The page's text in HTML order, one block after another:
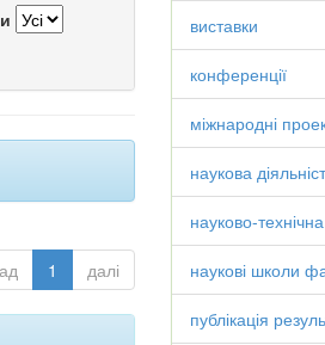
1 далі
виставки
конференції
міжнародні
наукова
науково-
наукові школи
публікація